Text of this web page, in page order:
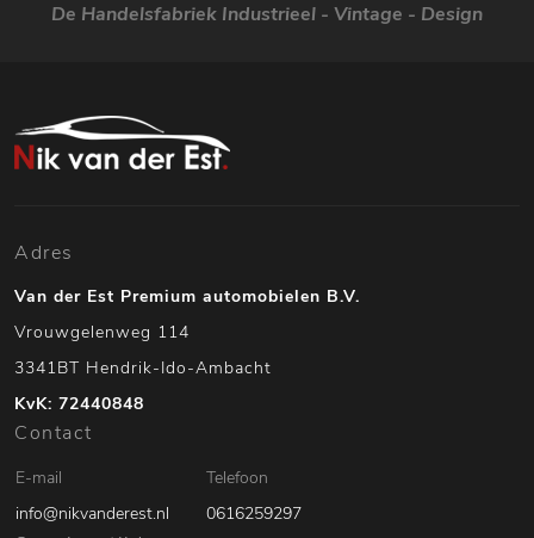
De Handelsfabriek Industrieel - Vintage - Design
Adres
Van der Est Premium automobielen B.V.
Vrouwgelenweg 114
3341BT Hendrik-Ido-Ambacht
KvK: 72440848
Contact
E-mail
info@nikvanderest.nl
Telefoon
0616259297